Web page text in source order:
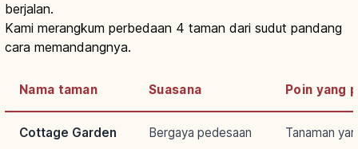
berjalan.
Kami merangkum perbedaan 4 taman dari sudut pandang
cara memandangnya.
Nama taman Suasana Poin yang
Cottage Garden Bergaya pedesaan Tanaman